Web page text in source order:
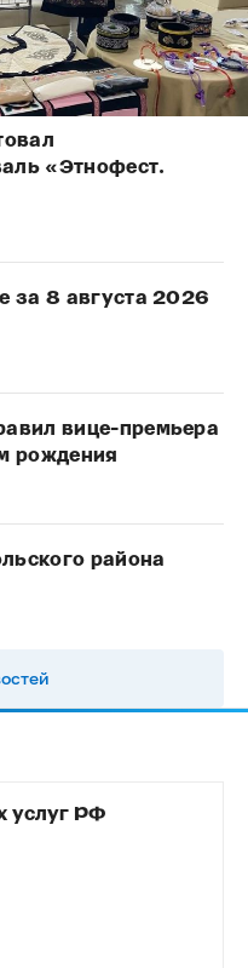
«Этнофест.
за 8 августа 2026
вице-премьера
рождения
района
услуг РФ